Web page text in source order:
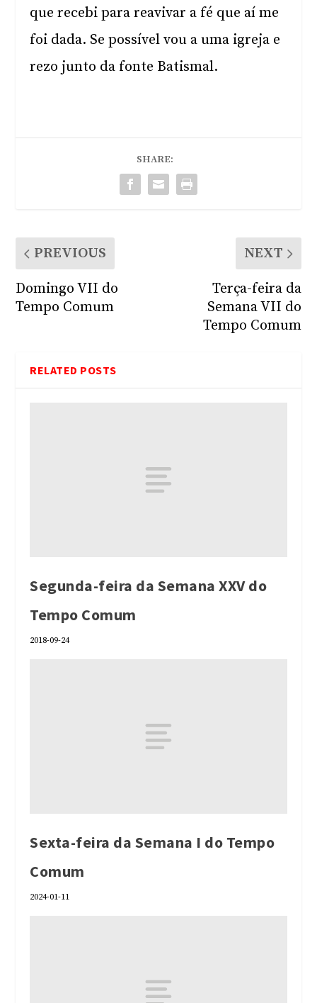
que recebi para reavivar a fé que aí me
foi dada. Se possível vou a uma igreja e
rezo junto da fonte Batismal.
SHARE:
PREVIOUS
Domingo VII do
Tempo Comum
NEXT
Terça-feira da
Semana VII do
Tempo Comum
RELATED POSTS
Segunda-feira da Semana XXV do
Tempo Comum
2018-09-24
Sexta-feira da Semana I do Tempo
Comum
2024-01-11